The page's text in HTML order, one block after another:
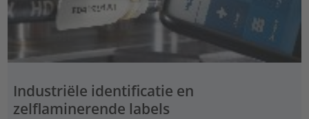
Industriële identificatie en
zelflaminerende labels